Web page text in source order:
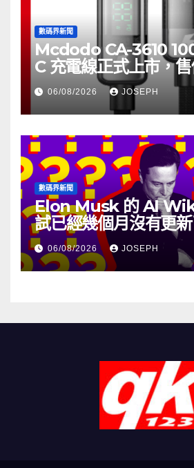
數碼界新聞
Mcdodo CA-3610
C 充電線正式上市，
06/08/2026 JOSEPH
數碼界新聞
Elon Musk 的 AI
試已經幾個月沒有更
06/08/2026 JOSEPH